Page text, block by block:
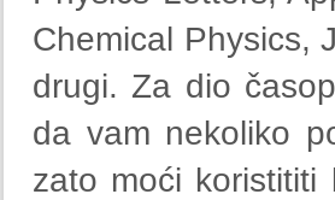
Chemical Physics,
drugi. Za dio
da vam nekoliko
zato moći